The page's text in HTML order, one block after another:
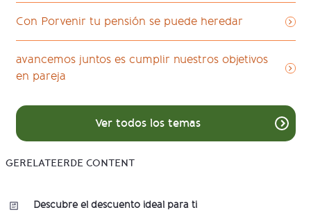
Con Porvenir tu pensión se puede heredar
avancemos juntos es cumplir nuestros objetivos
en pareja
Ver todos los temas
GERELATEERDE CONTENT
Descubre el descuento ideal para ti